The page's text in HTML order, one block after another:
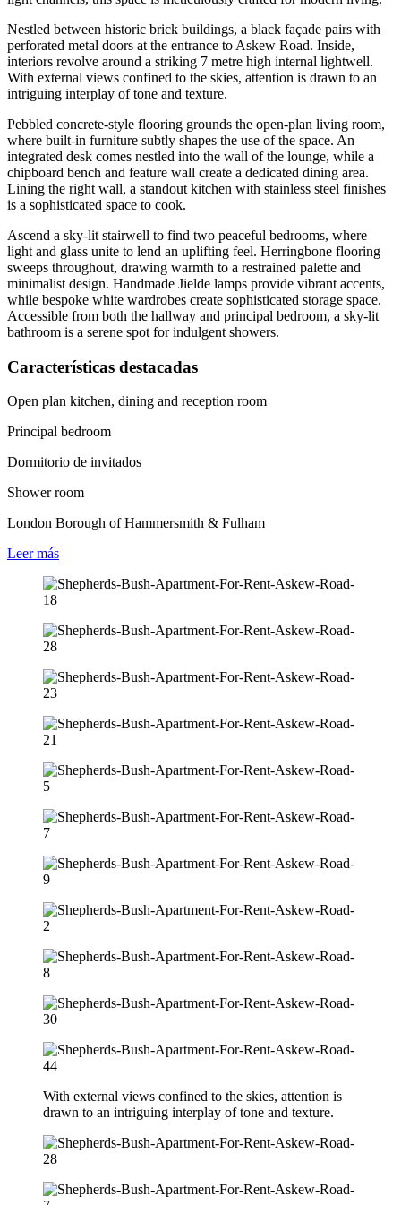
Nestled between historic brick buildings, a black façade pairs with
perforated metal doors at the entrance to Askew Road. Inside,
interiors revolve around a striking 7 metre high internal lightwell.
With external views confined to the skies, attention is drawn to an
intriguing interplay of tone and texture.
Pebbled concrete-style flooring grounds the open-plan living room,
where built-in furniture subtly shapes the use of the space. An
integrated desk comes nestled into the wall of the lounge, while a
chipboard bench and feature wall create a dedicated dining area.
Lining the right wall, a standout kitchen with stainless steel finishes
is a sophisticated space to cook.
Ascend a sky-lit stairwell to find two peaceful bedrooms, where
light and glass unite to lend an uplifting feel. Herringbone flooring
sweeps throughout, drawing warmth to a restrained palette and
minimalist design. Handmade Jielde lamps provide vibrant accents,
while bespoke white wardrobes create sophisticated storage space.
Accessible from both the hallway and principal bedroom, a sky-lit
bathroom is a serene spot for indulgent showers.
Características destacadas
Open plan kitchen, dining and reception room
Principal bedroom
Dormitorio de invitados
Shower room
London Borough of Hammersmith & Fulham
Leermás
With external views confined to the skies, attention is
drawn to an intriguing interplay of tone and texture.